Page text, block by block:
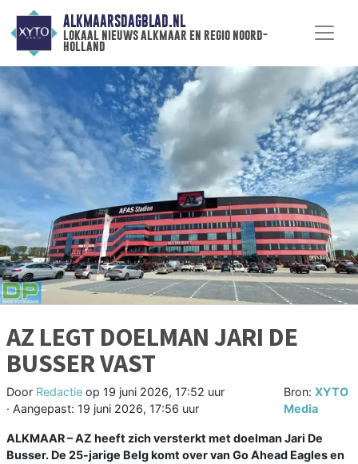
ALKMAARSDAGBLAD.NL
lokaal nieuws alkmaar en regio noord-
holland
AZ LEGT DOELMAN JARI DE
BUSSER VAST
Door Redactie op 19 juni 2026, 17:52 uur
· Aangepast: 19 juni 2026, 17:56 uur
Bron: XYTO
Media
ALKMAAR – AZ heeft zich versterkt met doelman Jari De
Busser. De 25-jarige Belg komt over van Go Ahead Eagles en